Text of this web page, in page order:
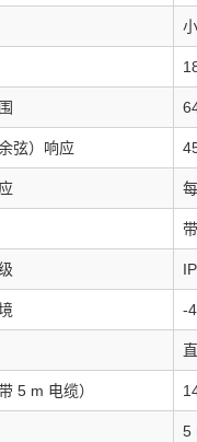
弦）响应
-
5 m 电缆）
5